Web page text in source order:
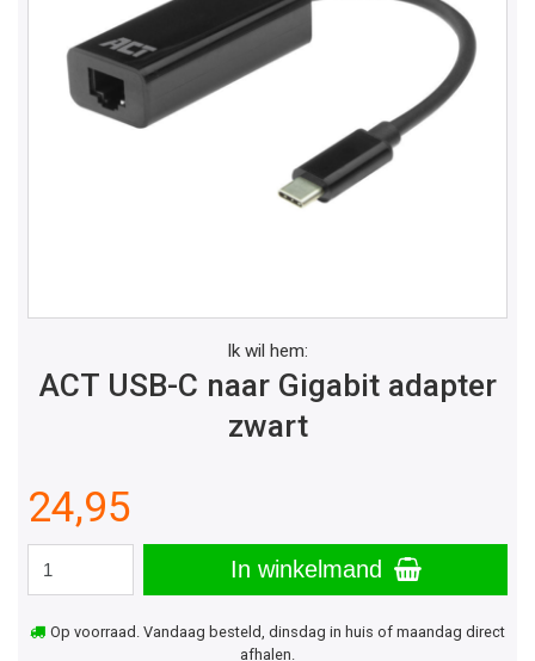
Ik wil hem:
ACT USB-C naar Gigabit adapter
zwart
24,95
In winkelmand
Op voorraad. Vandaag besteld, dinsdag in huis of maandag direct
afhalen.